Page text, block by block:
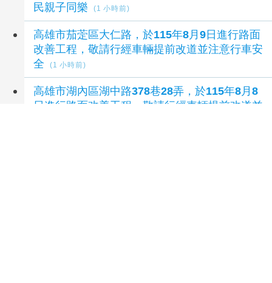
民親子同樂
(1 小時前)
高雄市茄萣區大仁路，於115年8月9日進行路面
改善工程，敬請行經車輛提前改道並注意行車安
全
(1 小時前)
高雄市湖內區湖中路378巷28弄，於115年8月8
日進行路面改善工程，敬請行經車輛提前改道並